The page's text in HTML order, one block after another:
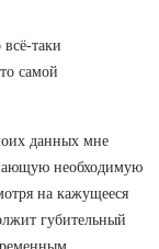
таки
самой
данных мне
необходимую
на кажущееся
губительный